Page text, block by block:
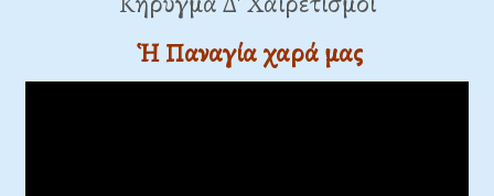
Ἡ Παναγία χαρά μας